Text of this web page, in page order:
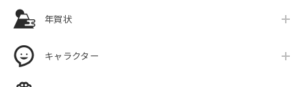
年賀状
キャラクター